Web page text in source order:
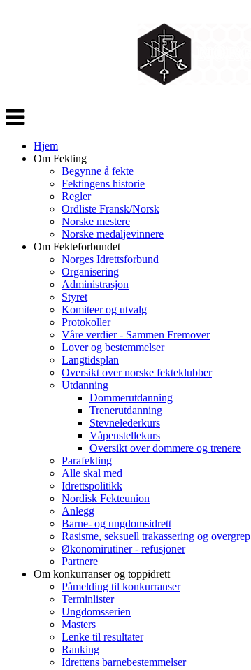
Veksle
navigasjon
Hjem
Om Fekting
Begynne å fekte
Fektingens historie
Regler
Ordliste Fransk/Norsk
Norske mestere
Norske medaljevinnere
Om Fekteforbundet
Norges Idrettsforbund
Organisering
Administrasjon
Styret
Komiteer og utvalg
Protokoller
Våre verdier - Sammen Fremover
Lover og bestemmelser
Langtidsplan
Oversikt over norske fekteklubber
Utdanning
Dommerutdanning
Trenerutdanning
Stevnelederkurs
Våpenstellekurs
Oversikt over dommere og trenere
Parafekting
Alle skal med
Idrettspolitikk
Nordisk Fekteunion
Anlegg
Barne- og ungdomsidrett
Rasisme, seksuell trakassering og overgrep
Økonomirutiner - refusjoner
Partnere
Om konkurranser og toppidrett
Påmelding til konkurranser
Terminlister
Ungdomsserien
Masters
Lenke til resultater
Ranking
Idrettens barnebestemmelser